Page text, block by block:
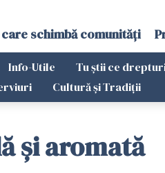
schimbă comunități
Info-Utile Tu știi ce
Cultură și Tradiții
și aromată